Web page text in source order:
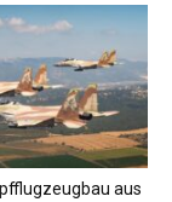
aus